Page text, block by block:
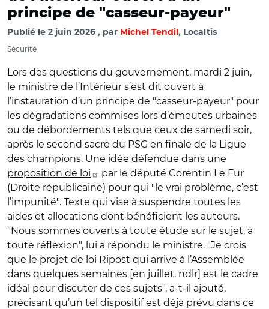
principe de "casseur-payeur"
Publié le 2 juin 2026 par Michel Tendil , Localtis
Sécurité
Lors des questions du gouvernement, mardi 2 juin,
le ministre de l’Intérieur s’est dit ouvert à
l’instauration d’un principe de "casseur-payeur" pour
les dégradations commises lors d’émeutes urbaines
ou de débordements tels que ceux de samedi soir,
après le second sacre du PSG en finale de la Ligue
des champions. Une idée défendue dans une
proposition de loi
par le député Corentin Le Fur
(Droite républicaine) pour qui "le vrai problème, c’est
l’impunité". Texte qui vise à suspendre toutes les
aides et allocations dont bénéficient les auteurs.
"Nous sommes ouverts à toute étude sur le sujet, à
toute réflexion", lui a répondu le ministre. "Je crois
que le projet de loi Ripost qui arrive à l’Assemblée
dans quelques semaines [en juillet, ndlr] est le cadre
idéal pour discuter de ces sujets", a-t-il ajouté,
précisant qu’un tel dispositif est déjà prévu dans ce